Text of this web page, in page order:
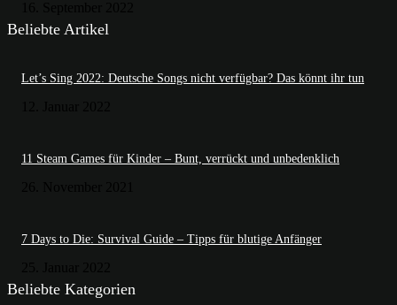
Beliebte Artikel
Let’s Sing 2022: Deutsche Songs nicht verfügbar? Das könnt ihr tun
11 Steam Games für Kinder – Bunt, verrückt und unbedenklich
7 Days to Die: Survival Guide – Tipps für blutige Anfänger
Beliebte Kategorien